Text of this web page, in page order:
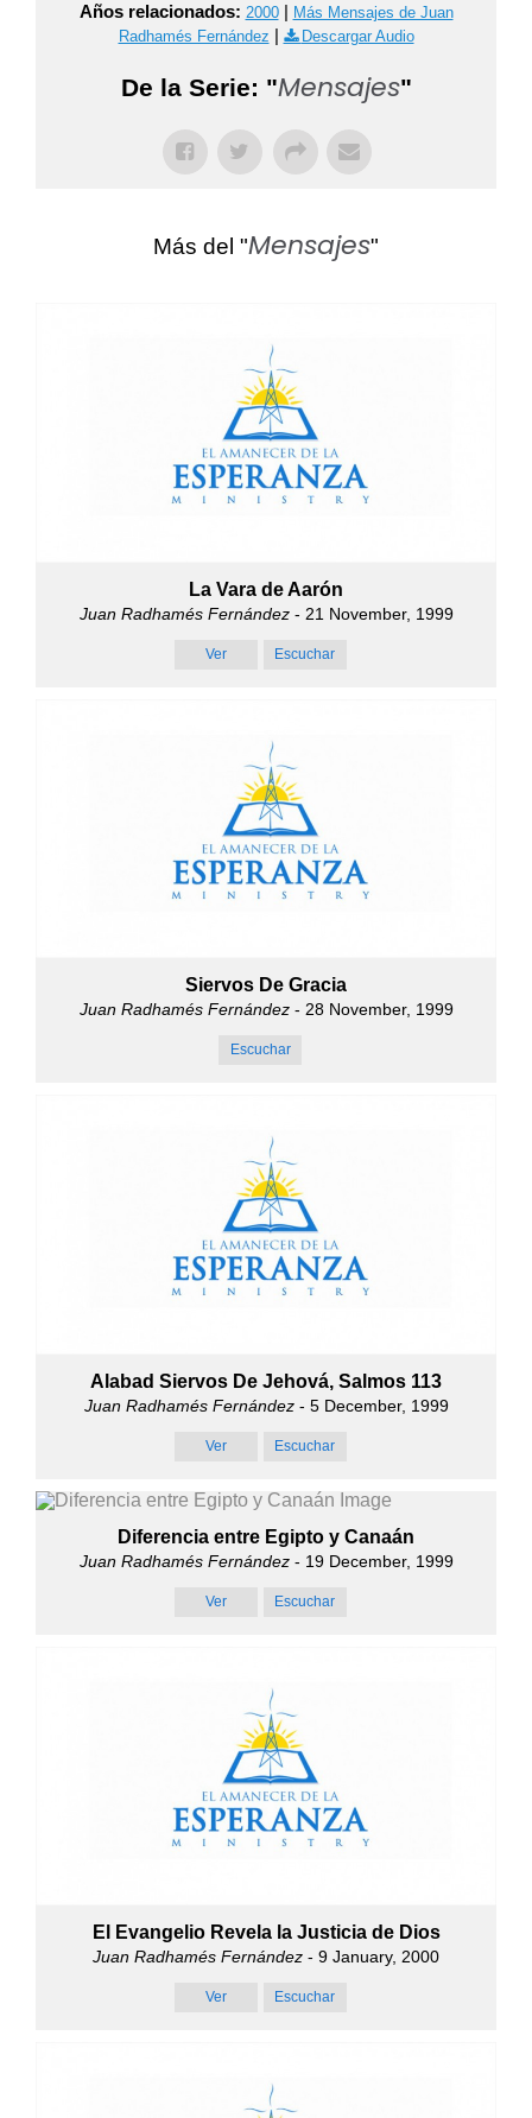
Años relacionados: 2000| Más Mensajes de Juan
Radhamés Fernández | Descargar Audio
De la Serie: "Mensajes"
Más del "Mensajes"
La Vara de Aarón
Juan Radhamés Fernández- 21 November, 1999
Ver Escuchar
Siervos De Gracia
Juan Radhamés Fernández- 28 November, 1999
Escuchar
Alabad Siervos De Jehová, Salmos 113
Juan Radhamés Fernández- 5 December, 1999
Ver Escuchar
Diferencia entre Egipto y Canaán
Juan Radhamés Fernández- 19 December, 1999
Ver Escuchar
El Evangelio Revela la Justicia de Dios
Juan Radhamés Fernández - 9 January, 2000
Ver Escuchar